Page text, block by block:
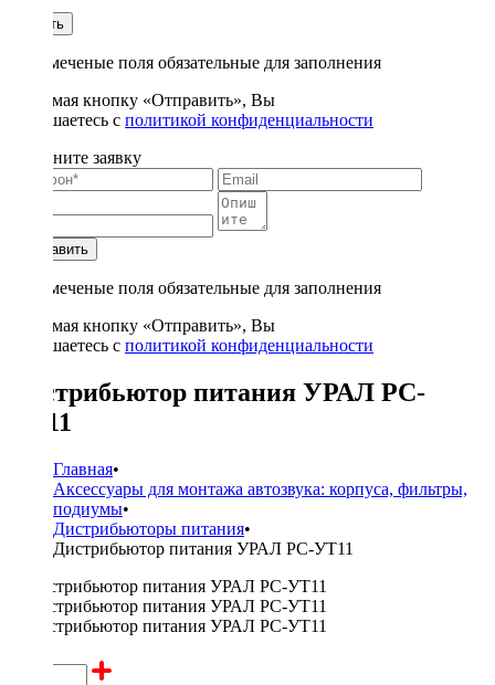
Купить
* - отмеченые поля обязательные для заполнения
Нажимая кнопку «Отправить», Вы
соглашаетесь с политикой конфиденциальности
Заполните заявку
Отправить
* - отмеченые поля обязательные для заполнения
Нажимая кнопку «Отправить», Вы
соглашаетесь с политикой конфиденциальности
Дистрибьютор питания УРАЛ РС-
УТ11
Главная•
Аксессуары для монтажа автозвука: корпуса, фильтры,
подиумы•
Дистрибьюторы питания•
Дистрибьютор питания УРАЛ РС-УТ11